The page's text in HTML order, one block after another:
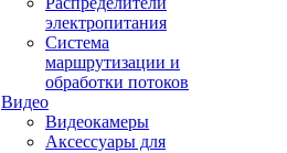
электропитания
Система
маршрутизации и
обработки потоков
Видео
Видеокамеры
Аксессуары для